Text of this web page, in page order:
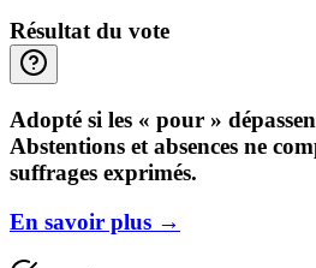
Résultat du vote
Adopté si les « pour »
Abstentions et absences ne
suffrages exprimés.
En savoir plus →